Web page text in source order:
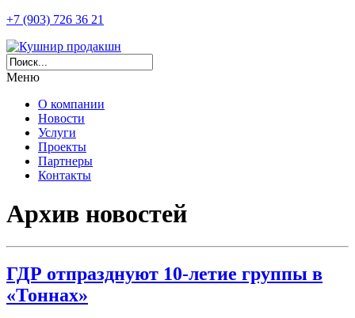
+7 (903) 726 36 21
Меню
О компании
Новости
Услуги
Проекты
Партнеры
Контакты
Архив новостей
ГДР отпразднуют 10-летие группы в
«Тоннах»